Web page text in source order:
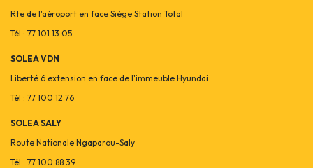
Rte de l'aéroport en face Siège Station Total
Tél : 77 101 13 05
SOLEA VDN
Liberté 6 extension en face de l'immeuble Hyundai
Tél : 77 100 12 76
SOLEA SALY
Route Nationale Ngaparou-Saly
Tél : 77 100 88 39